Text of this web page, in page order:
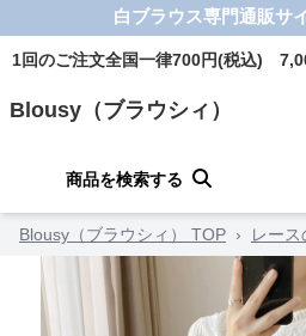
白ブラウス専門通販サ
1回のご注文全国一律700円(税込)
Blousy（ブラウシィ）
商品を検索する
Blousy（ブラウシィ） TOP › レース